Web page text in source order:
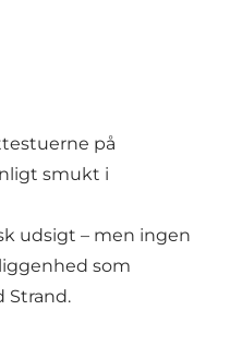
på
smukt i
udsigt – men ingen
som
Strand.